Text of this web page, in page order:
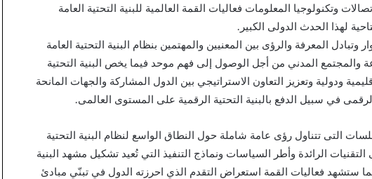
وتكنولوجيا المعلومات فعاليات القمة العالمية للبنية التحتية العامة
لهذا الحدث الدولى الكبير.
المعرفة والرؤى بين المعنيين والمهتمين بنظام البنية التحتية العامة
والمجتمع المدني من أجل الوصول إلى فهم موحد فيما يخص البنية التحتية
ودولية وتعزيز التعاون الاستراتيجي بين الدول المشاركة والجهات المانحة
في سبيل الدفع بالبنية التحتية الرقمية على المستوى العالمى.
التى تتناول رؤى عامة شاملة حول النطاق الواسع لنظام البنية التحتية
الرائدة وأطر السياسات ونماذج التنفيذ التي تُعيد تشكيل مشهد البنية
كما ستشهد فعاليات القمة استعراض التقدم الذي احرزته الدول في تبنّي مبادئ
2026